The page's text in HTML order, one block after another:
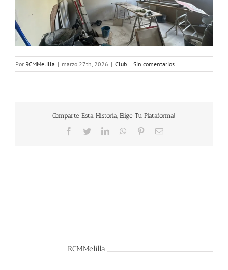
Por RCMMelilla | marzo 27th, 2026 | Club | Sin comentarios
Comparte Esta Historia, Elige Tu Plataforma!
Facebook
TwitterLinkedInWhatsApp
PinterestCorreo
RCMMelilla